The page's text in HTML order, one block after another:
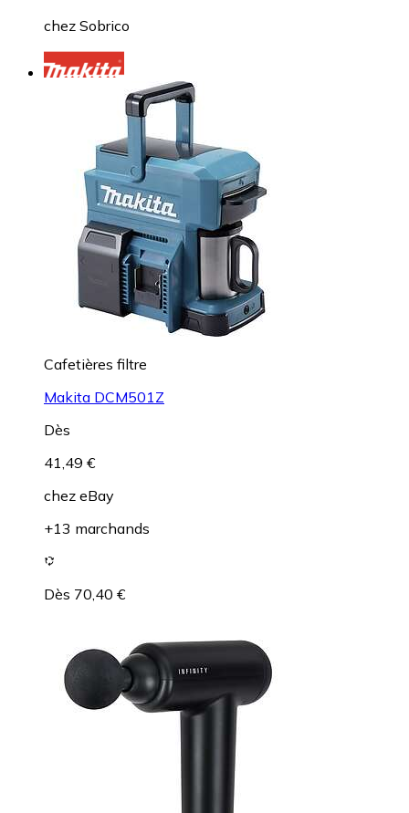
chez Sobrico
Cafetières filtre
Makita DCM501Z
Dès
41,49 €
chez eBay
+13 marchands
Dès 70,40 €